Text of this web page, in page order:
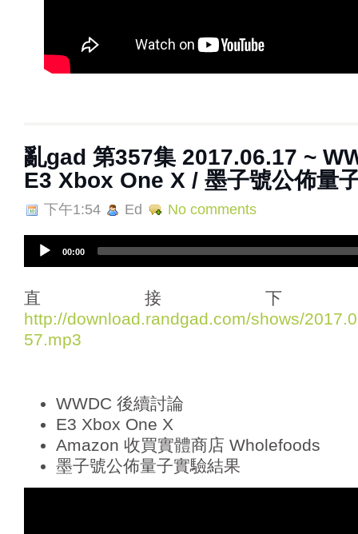
亂gad 第357集 2017.06.17 ~
E3 Xbox One X / 墨子號公佈量
下午1:54 Ed No comments
i
o
P
l
00:00
直接
http://download.randgad.com/shows/
57.mp3
WWDC 後續討論
E3 Xbox One X
Amazon 收買實體商店 Wholefoods
墨子號公佈量子實驗結果